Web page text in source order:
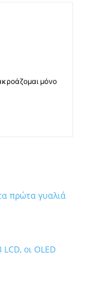
μόνο
πρώτα γυαλιά
οι OLED